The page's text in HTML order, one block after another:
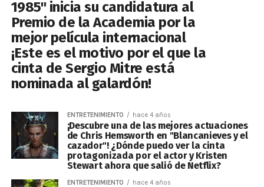
1985" inicia su candidatura al
Premio de la Academia por la
mejor película internacional
¡Este es el motivo por el que la
cinta de Sergio Mitre está
nominada al galardón!
ENTRETENIMIENTO hace 4 años
¡Descubre una de las mejores actuaciones
de Chris Hemsworth en "Blancanieves y el
cazador"! ¿Dónde puedo ver la cinta
protagonizada por el actor y Kristen
Stewart ahora que salió de Netflix?
ENTRETENIMIENTO hace 4 años